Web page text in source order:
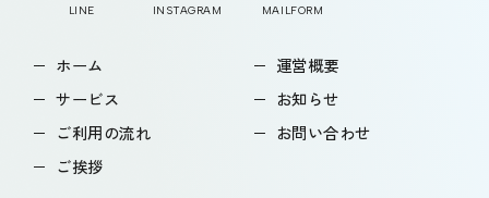
LINE INSTAGRAM MAILFORM
ホーム
サービス
ご利用の流れ
ご挨拶
運営概要
お知らせ
お問い合わせ